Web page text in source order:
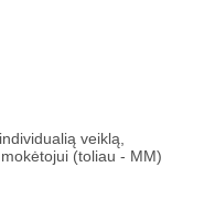
veiklą,
(toliau - MM)